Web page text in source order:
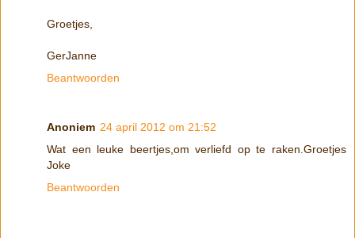
Groetjes,
GerJanne
Beantwoorden
Anoniem 24 april 2012 om 21:52
Wat een leuke beertjes,om verliefd op te raken.Groetjes
Joke
Beantwoorden